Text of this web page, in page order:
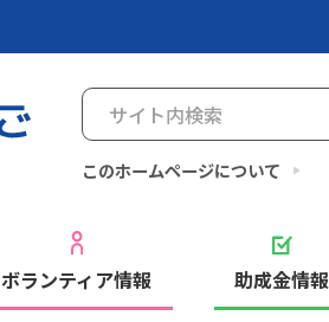
このホームページについて
ボランティア情報 助成金情報